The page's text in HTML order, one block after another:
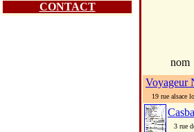
CONTACT
nom
Voyageur
19 rue alsace
3 rue